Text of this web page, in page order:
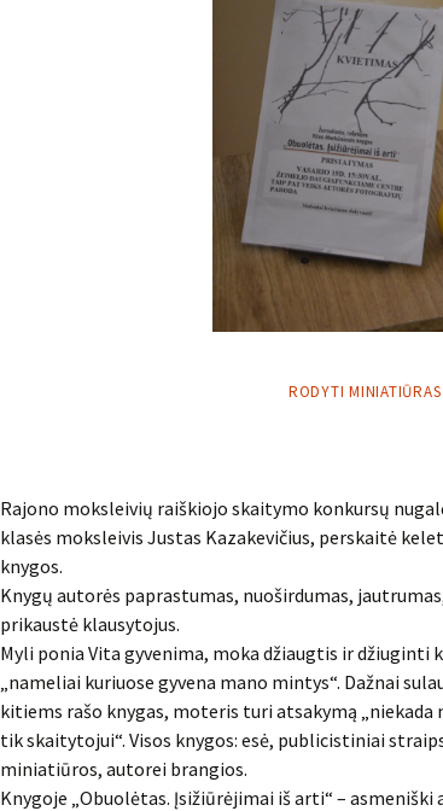
RODYTI MINIATIŪRAS
Rajono moksleivių raiškiojo skaitymo konkursų
klasės moksleivis Justas Kazakevičius, perskaitė
knygos.
Knygų autorės paprastumas, nuoširdumas,
prikaustė klausytojus.
Myli ponia Vita gyvenima, moka džiaugtis ir džiuginti
„nameliai kuriuose gyvena mano mintys“. Dažnai
kitiems rašo knygas, moteris turi atsakymą „niekada
tik skaitytojui“. Visos knygos: esė, publicistiniai
miniatiūros, autorei brangios.
Knygoje „Obuolėtas. Įsižiūrėjimai iš arti“ –